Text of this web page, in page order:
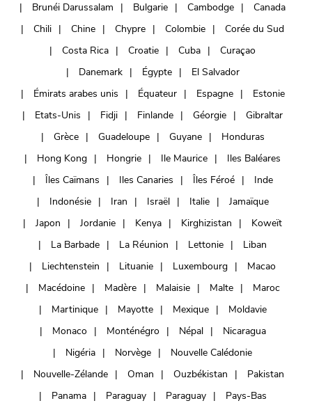
Brunéi Darussalam
Bulgarie Cambodge
Canada
Chili
Chine Chypre Colombie
Corée du Sud
Costa Rica
Croatie Cuba
Curaçao
Danemark
Égypte
El Salvador
Émirats arabes unis
Équateur Espagne
Estonie
Etats-Unis
Fidji Finlande Géorgie
Gibraltar
Grèce
Guadeloupe Guyane
Honduras
Hong Kong
Hongrie Ile Maurice
Iles Baléares
Îles Caïmans
Iles Canaries Îles Féroé
Inde
Indonésie
Iran Israël Italie
Jamaïque
Japon
Jordanie Kenya Kirghizistan
Koweït
La Barbade
La Réunion Lettonie
Liban
Liechtenstein
Lituanie Luxembourg
Macao
Macédoine
Madère Malaisie Malte
Maroc
Martinique
Mayotte Mexique
Moldavie
Monaco
Monténégro Népal
Nicaragua
Nigéria
Norvège
Nouvelle Calédonie
Nouvelle-Zélande
Oman Ouzbékistan
Pakistan
Panama
Paraguay Paraguay
Pays-Bas